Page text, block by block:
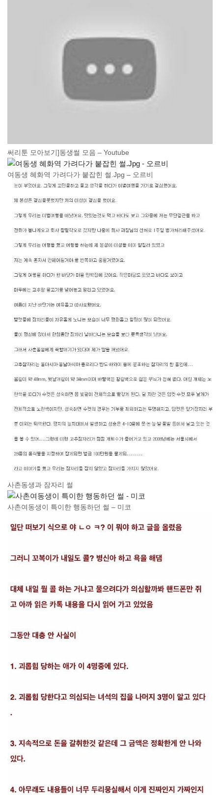
써리툰 모아보기]동생썰 모음 – Youtube
여동생 혜화역 가려다가 붙잡힌 썰.Jpg – 오르비
사촌동생과 잠자리 썰
사촌여동생이 특이한 행동하던 썰 – 미코